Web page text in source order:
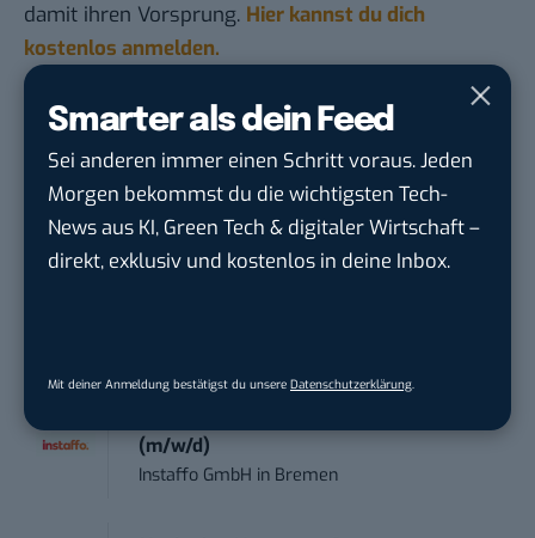
Smarter als dein Feed
Sei anderen immer einen Schritt voraus. Jeden
Morgen bekommst du die wichtigsten Tech-
News aus KI, Green Tech & digitaler Wirtschaft –
direkt, exklusiv und kostenlos in deine Inbox.
Mit deiner Anmeldung bestätigst du unsere Datenschutzerklärung.
damit ihren Vorsprung. Hier kannst du dich
kostenlos anmelden.
STELLENANZEIGEN
Social Media Content Creator (m/w/d)
Düsseldorf
(m/w/d)
Instaffo GmbH in Bremen